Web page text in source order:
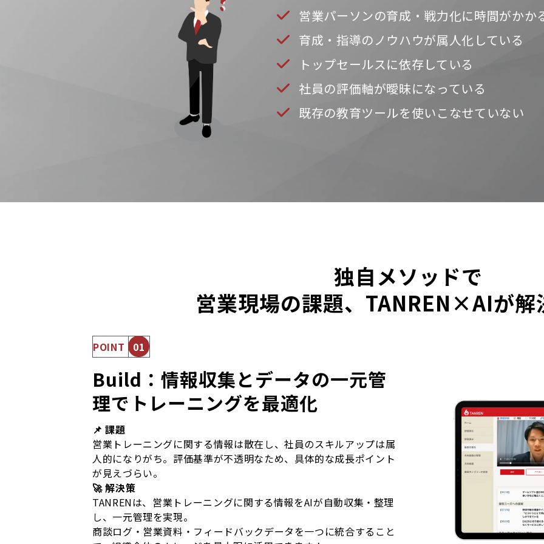
営業パーソンの育成・戦力化に時間がかか
育成・指導のノウハウが属人化している
トップセールスに依存している
社員の評価軸が曖昧になっている
既存の教育ツールを使いこなせていない
独自メソッドで
営業現場の課題、TANREN×AIが解
POINT 01
Build：情報収集とデータの一元管
理でトレーニングを最適化
📌 課題
営業トレーニングに関する情報は散在し、社員のスキルアップは属
人的になりがち。評価基準が不透明なため、具体的な成長ポイント
が見えづらい。
🚀 解決策
TANRENは、営業トレーニングに関する情報をAIが自動収集・整理
し、一元管理を実現。
商談ログ・営業資料・フィードバックデータを一つに統合すること